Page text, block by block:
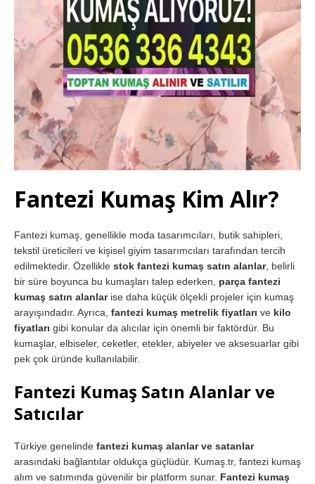
Fantezi Kumaş Kim Alır?
Fantezi kumaş, genellikle moda tasarımcıları, butik sahipleri,
tekstil üreticileri ve kişisel giyim tasarımcıları tarafından tercih
edilmektedir. Özellikle stok fantezi kumaş satın alanlar, belirli
bir süre boyunca bu kumaşları talep ederken, parça fantezi
kumaş satın alanlarise daha küçük ölçekli projeler için kumaş
arayışındadır. Ayrıca, fantezi kumaş metrelik fiyatları ve kilo
fiyatları gibi konular da alıcılar için önemli bir faktördür. Bu
kumaşlar, elbiseler, ceketler, etekler, abiyeler ve aksesuarlar gibi
pek çok üründe kullanılabilir.
Fantezi Kumaş Satın Alanlar ve
Satıcılar
Türkiye genelinde fantezi kumaş alanlar ve satanlar
arasındaki bağlantılar oldukça güçlüdür. Kumaş.tr, fantezi kumaş
alım ve satımında güvenilir bir platform sunar. Fantezi kumaş